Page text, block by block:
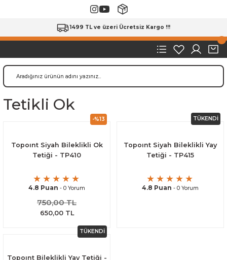
1499 TL ve üzeri Ücretsiz Kargo !!!
Tetikli Ok
-%13
Topoınt Siyah Bileklikli Ok
Tetiği - TP410
4.8 Puan - 0 Yorum
750,00 TL
650,00 TL
TÜKENDİ
Topoınt Siyah Bileklikli Yay
Tetiği - TP415
4.8 Puan - 0 Yorum
TÜKENDİ
Topoınt Bileklikli Yay Tetiği -